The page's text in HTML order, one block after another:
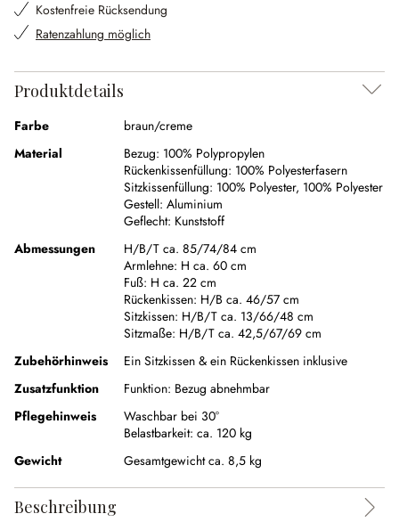
Kostenfreie Rücksendung
Ratenzahlung möglich
Produktdetails
Farbe
braun/creme
Material
Bezug: 100% Polypropylen
Rückenkissenfüllung: 100% Polyesterfasern
Sitzkissenfüllung: 100% Polyester, 100% Polyester
Gestell: Aluminium
Geflecht: Kunststoff
Abmessungen
H/B/T ca. 85/74/84 cm
Armlehne: H ca. 60 cm
Fuß: H ca. 22 cm
Rückenkissen: H/B ca. 46/57 cm
Sitzkissen: H/B/T ca. 13/66/48 cm
Sitzmaße: H/B/T ca. 42,5/67/69 cm
Zubehörhinweis
Ein Sitzkissen & ein Rückenkissen inklusive
Zusatzfunktion
Funktion: Bezug abnehmbar
Pflegehinweis
Waschbar bei 30°
Belastbarkeit: ca. 120 kg
Gewicht
Gesamtgewicht ca. 8,5 kg
Beschreibung